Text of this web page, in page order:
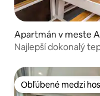
Apartmán v meste
Najlepší dokonalý
Obľúbené medzi
Obľúbené medzi